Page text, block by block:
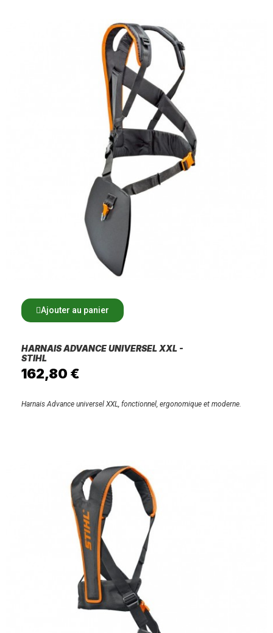
Ajouter au panier
HARNAIS ADVANCE UNIVERSEL XXL -
STIHL
162,80 €
Harnais Advance universel XXL, fonctionnel, ergonomique et moderne.